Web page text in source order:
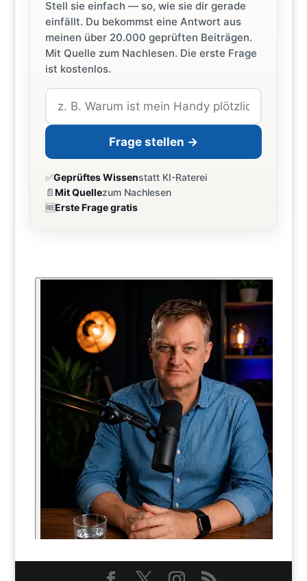
Stell sie einfach — so, wie sie dir gerade
einfällt. Du bekommst eine Antwort aus
meinen über 20.000 geprüften Beiträgen.
Mit Quelle zum Nachlesen. Die erste Frage
ist kostenlos.
Frage stellen →
✅Geprüftes Wissenstatt KI-Raterei
📄Mit Quellezum Nachlesen
🆓Erste Frage gratis